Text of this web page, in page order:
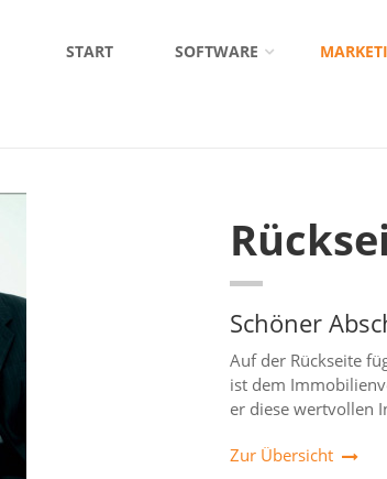
START SOFTWARE
Schöner
Auf der Rückseite
ist dem
er diese wertvollen
Zur Übersicht